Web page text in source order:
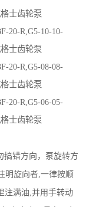
士齿轮泵
20-R,G5-10-10-
士齿轮泵
20-R,G5-08-08-
士齿轮泵
20-R,G5-06-05-
士齿轮泵
搞错方向，泵旋转方
明旋向者,一律按顺
注满油,并用手转动